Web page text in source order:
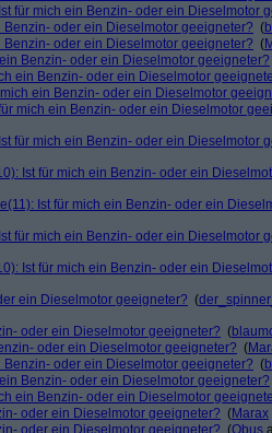
für mich ein Benzin- oder ein Dieselmotor
Benzin- oder ein Dieselmotor geeigneter? (
Benzin- oder ein Dieselmotor geeigneter? (
Benzin- oder ein Dieselmotor geeigneter?
ein Benzin- oder ein Dieselmotor
mich ein Benzin- oder ein Dieselmotor
mich ein Benzin- oder ein Dieselmotor
für mich ein Benzin- oder ein Dieselmotor
Ist für mich ein Benzin- oder ein
Ist für mich ein Benzin- oder ein
für mich ein Benzin- oder ein Dieselmotor
Ist für mich ein Benzin- oder ein
ein Dieselmotor geeigneter? (
oder ein Dieselmotor geeigneter? (
oder ein Dieselmotor geeigneter? (
Benzin- oder ein Dieselmotor geeigneter? (
Benzin- oder ein Dieselmotor geeigneter?
ein Benzin- oder ein Dieselmotor
oder ein Dieselmotor geeigneter? (Marax
oder ein Dieselmotor geeigneter? (Qbus